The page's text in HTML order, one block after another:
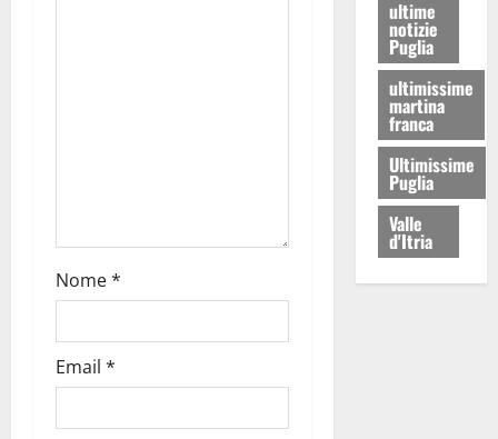
Nome*
Email *
ultime
notizie
Puglia
ultimissime
martina
franca
Ultimissime
Puglia
Valle
d'Itria